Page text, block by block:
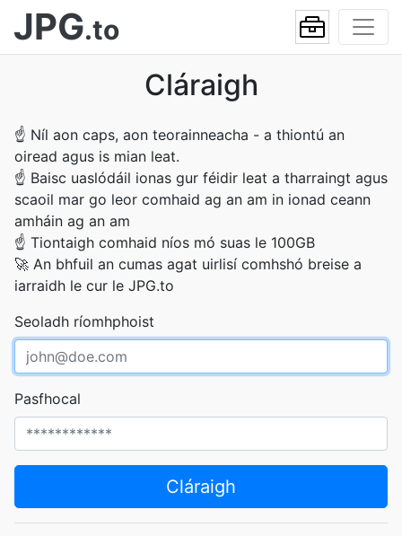
JPG.to
Cláraigh
☝ Níl aon caps, aon teorainneacha - a thiontú an
oiread agus is mian leat.
☝ Baisc uaslódáil ionas gur féidir leat a tharraingt agus
scaoil mar go leor comhaid ag an am in ionad ceann
amháin ag an am
☝ Tiontaigh comhaid níos mó suas le 100GB
🚀 An bhfuil an cumas agat uirlisí comhshó breise a
iarraidh le cur le JPG.to
Seoladh ríomhphoist
Pasfhocal
Cláraigh